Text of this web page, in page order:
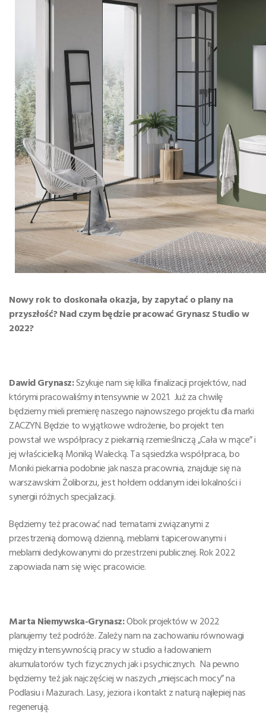
Nowy rok to doskonała okazja, by zapytać o plany na
przyszłość? Nad czym będzie pracować Grynasz Studio w
2022?
Dawid Grynasz:Szykuje nam się kilka finalizacji projektów, nad
którymi pracowaliśmy intensywnie w 2021. Już za chwilę
będziemy mieli premierę naszego najnowszego projektu dla marki
ZACZYN. Będzie to wyjątkowe wdrożenie, bo projekt ten
powstał we współpracy z piekarnią rzemieślniczą „Cała w mące” i
jej właścicielką Moniką Walecką. Ta sąsiedzka współpraca, bo
Moniki piekarnia podobnie jak nasza pracownia, znajduje się na
warszawskim Żoliborzu, jest hołdem oddanym idei lokalności i
synergii różnych specjalizacji.
Będziemy też pracować nad tematami związanymi z
przestrzenią domową dzienną, meblami tapicerowanymi i
meblami dedykowanymi do przestrzeni publicznej. Rok 2022
zapowiada nam się więc pracowicie.
Marta Niemywska-Grynasz:Obok projektów w 2022
planujemy też podróże. Zależy nam na zachowaniu równowagi
między intensywnością pracy w studio a ładowaniem
akumulatorów tych fizycznych jak i psychicznych. Na pewno
będziemy też jak najczęściej w naszych „miejscach mocy” na
Podlasiu i Mazurach. Lasy, jeziora i kontakt z naturą najlepiej nas
regenerują.